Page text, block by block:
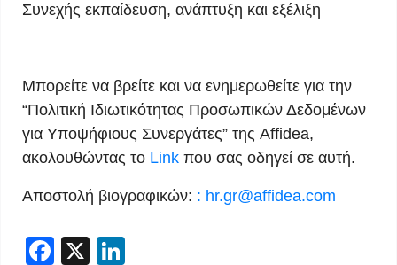
Συνεχής εκπαίδευση, ανάπτυξη και εξέλιξη
Μπορείτε να βρείτε και να ενημερωθείτε για την
“Πολιτική Ιδιωτικότητας Προσωπικών Δεδομένων
για Υποψήφιους Συνεργάτες” της Affidea,
ακολουθώντας το Link που σας οδηγεί σε αυτή.
Αποστολή βιογραφικών: : hr.gr@affidea.com
Facebook
X